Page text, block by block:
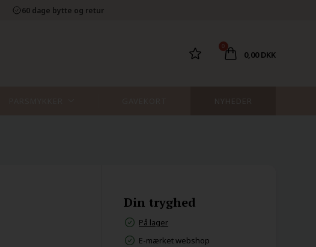
60 dage bytte og retur
0
0,00 DKK
NYHEDER
Din tryghed
På lager
E-mærket webshop